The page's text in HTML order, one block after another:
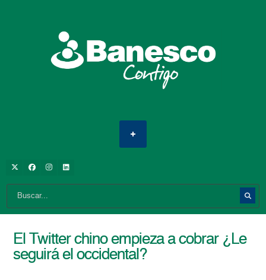
El Twitter chino empieza a cobrar ¿Le
seguirá el occidental?